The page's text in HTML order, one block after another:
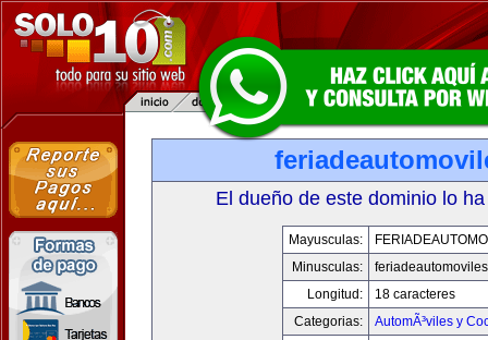
El dueño de este dominio lo
Mayusculas:
Minusculas:
Longitud:
18 caracteres
Categorias:
AutomÃ³viles y